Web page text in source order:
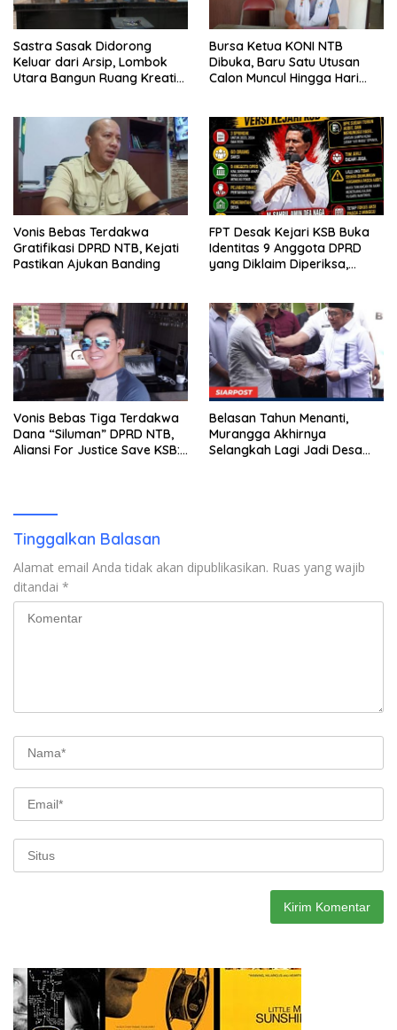
Sastra Sasak Didorong
Keluar dari Arsip, Lombok
Utara Bangun Ruang Kreatif
Bursa Ketua KONI NTB
Dibuka, Baru Satu Utusan
Calon Muncul Hingga Hari
Vonis Bebas Terdakwa
Gratifikasi DPRD NTB, Kejati
Pastikan Ajukan Banding
FPT Desak Kejari KSB Buka
Identitas 9 Anggota DPRD
yang Diklaim Diperiksa,
Vonis Bebas Tiga Terdakwa
Dana “Siluman” DPRD NTB,
Aliansi For Justice Save KSB:
Belasan Tahun Menanti,
Murangga Akhirnya
Selangkah Lagi Jadi Desa
Tinggalkan Balasan
Alamat email Anda tidak akan dipublikasikan. Ruas yang wajib
ditandai *